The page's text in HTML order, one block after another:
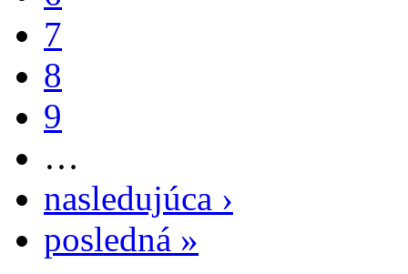
7
8
9
…
nasledujúca ›
posledná »